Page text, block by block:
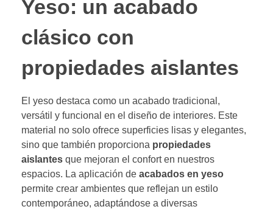
Yeso: un acabado
clásico con
propiedades aislantes
El yeso destaca como un acabado tradicional,
versátil y funcional en el diseño de interiores. Este
material no solo ofrece superficies lisas y elegantes,
sino que también proporciona propiedades
aislantes que mejoran el confort en nuestros
espacios. La aplicación de acabados en yeso
permite crear ambientes que reflejan un estilo
contemporáneo, adaptándose a diversas